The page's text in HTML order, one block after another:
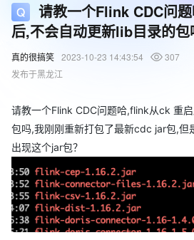
请教一个Flink CDC问
后,不会自动更新lib目录的包
真的很搞笑 2023-10-23 14:43:54
307
发布于黑龙江
请教一个Flink CDC问题哈,flink从ck 重
包吗,我刚刚重新打包了最新cdc jar包,但
出现这个jar包？